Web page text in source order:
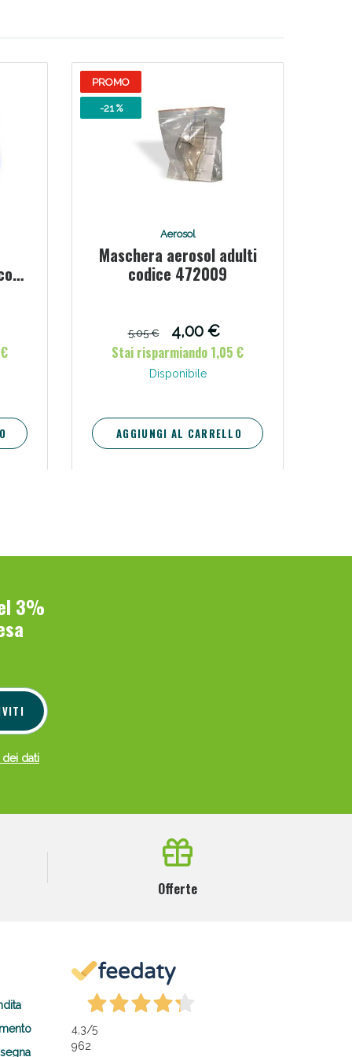
PROMO
-21 %
Aerosol
Maschera aerosol adulti
codice 472009
5,05 €
4,00 €
Stai risparmiando 1,05 €
Disponibile
AGGIUNGI AL CARRELLO
3%
dati
Offerte
4,3/5
962